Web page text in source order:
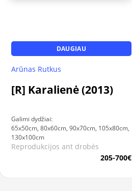
DAUGIAU
Arūnas Rutkus
[R] Karalienė (2013)
Galimi dydžiai:
65x50cm, 80x60cm, 90x70cm, 105x80cm,
130x100cm
Reprodukcijos ant drobės
205-700€